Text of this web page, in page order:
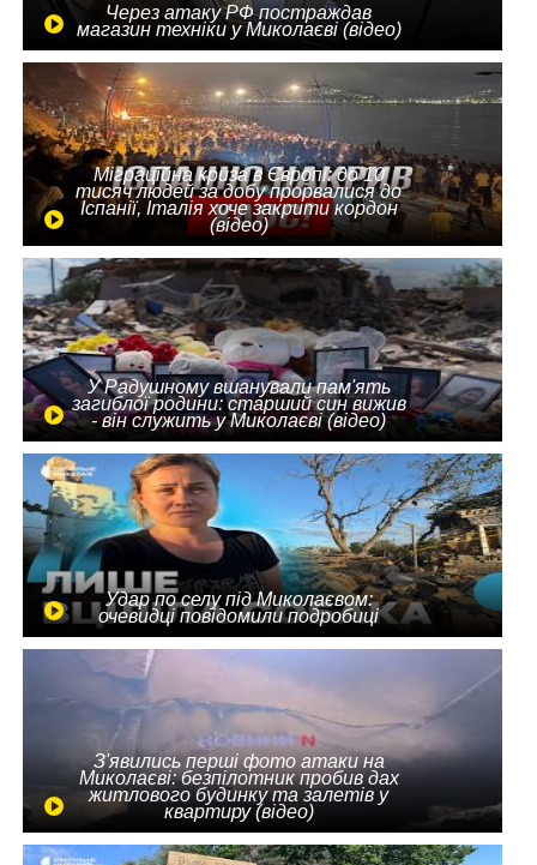
Через атаку РФ постраждав
магазин техніки у Миколаєві (відео)
Міграційна криза в Європі: до 10
тисяч людей за добу прорвалися до
Іспанії, Італія хоче закрити кордон
(відео)
У Радушному вшанували пам'ять
загиблої родини: старший син вижив
- він служить у Миколаєві (відео)
Удар по селу під Миколаєвом:
очевидці повідомили подробиці
З'явились перші фото атаки на
Миколаєві: безпілотник пробив дах
житлового будинку та залетів у
квартиру (відео)